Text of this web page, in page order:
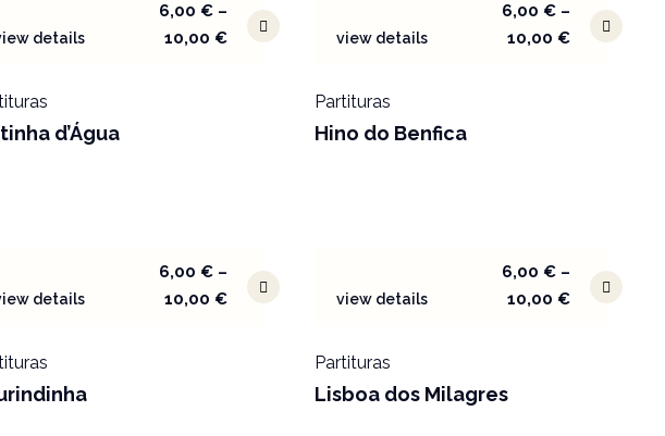
details
6,00€ –
10,00€
d’Água
view details
6,00€ –
10,00€
Partituras
Hino do Benfica
details
6,00€ –
10,00€ view details
6,00€ –
10,00€
Partituras
Lisboa dos Milagres